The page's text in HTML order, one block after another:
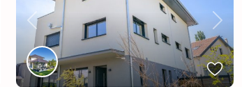
Previous Next